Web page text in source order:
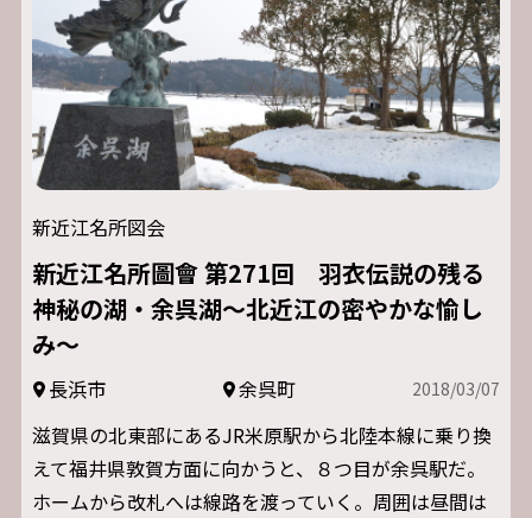
新近江名所図会
新近江名所圖會 第271回 羽衣伝説の残る
神秘の湖・余呉湖～北近江の密やかな愉し
み～
長浜市 余呉町 2018/03/07
滋賀県の北東部にあるJR米原駅から北陸本線に乗り換
えて福井県敦賀方面に向かうと、８つ目が余呉駅だ。
ホームから改札へは線路を渡っていく。周囲は昼間は